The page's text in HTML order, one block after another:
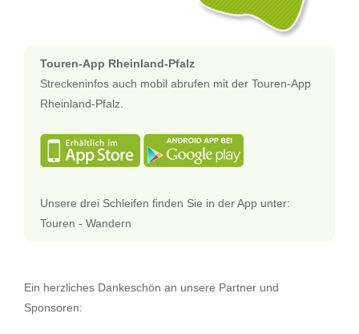
Touren-App Rheinland-Pfalz
Streckeninfos auch mobil abrufen mit der Touren-App
Rheinland-Pfalz.
Unsere drei Schleifen finden Sie in der App unter:
Touren - Wandern
Ein herzliches Dankeschön an unsere Partner und
Sponsoren: